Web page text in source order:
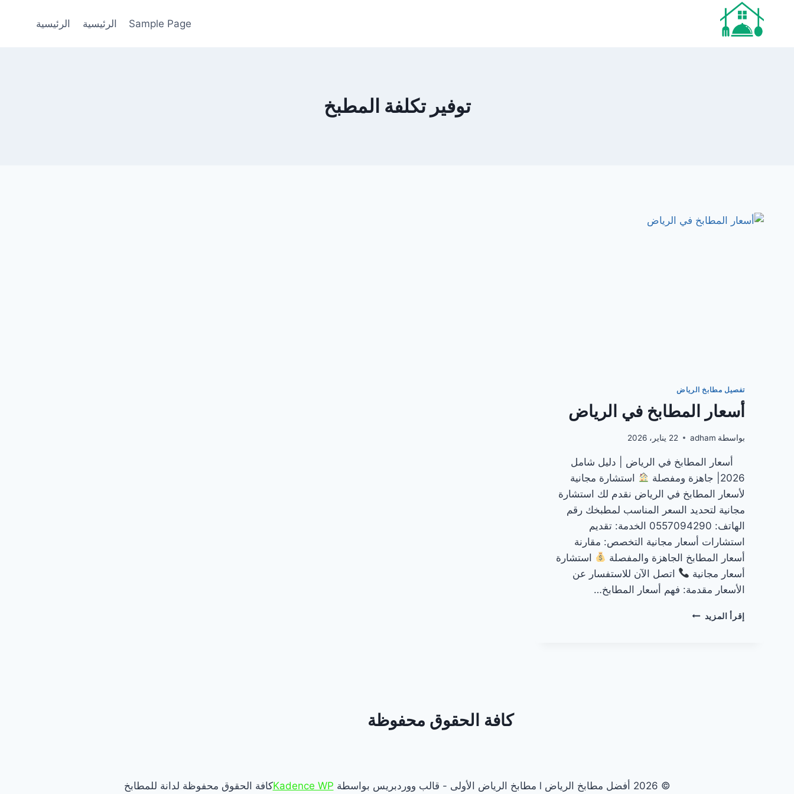
المحتوى
Sample Page الرئيسية الرئيسية
توفير تكلفة المطبخ
تفصيل مطابخ الرياض
أسعار المطابخ في الرياض
بواسطة adham 22 يناير، 2026
أسعار المطابخ في الرياض | دليل شامل
2026| جاهزة ومفصلة
استشارة مجانية
لأسعار المطابخ في الرياض نقدم لك استشارة
مجانية لتحديد السعر المناسب لمطبخك رقم
الهاتف: 0557094290 الخدمة: تقديم
استشارات أسعار مجانية التخصص: مقارنة
أسعار المطابخ الجاهزة والمفصلة
استشارة
أسعار مجانية
اتصل الآن للاستفسار عن
الأسعار مقدمة: فهم أسعار المطابخ…
إقرأ المزيد أسعار
كافة الحقوق محفوظة
© 2026 أفضل مطابخ الرياض l مطابخ الرياض الأولى - قالب ووردبريس بواسطة Kadence WPكافة الحقوق محفوظة لدانة للمطابخ